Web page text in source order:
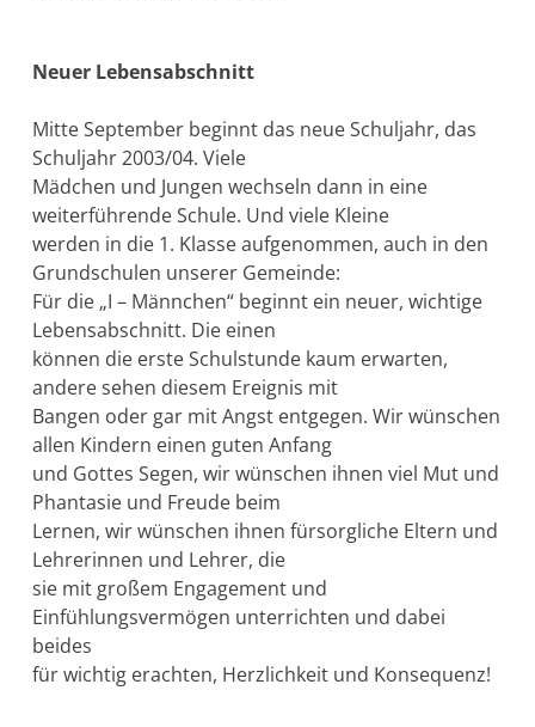
Neuer Lebensabschnitt
Mitte September beginnt das neue Schuljahr, das
Schuljahr 2003/04. Viele
Mädchen und Jungen wechseln dann in eine
weiterführende Schule. Und viele Kleine
werden in die 1. Klasse aufgenommen, auch in den
Grundschulen unserer Gemeinde:
Für die „I – Männchen“ beginnt ein neuer, wichtige
Lebensabschnitt. Die einen
können die erste Schulstunde kaum erwarten,
andere sehen diesem Ereignis mit
Bangen oder gar mit Angst entgegen. Wir wünschen
allen Kindern einen guten Anfang
und Gottes Segen, wir wünschen ihnen viel Mut und
Phantasie und Freude beim
Lernen, wir wünschen ihnen fürsorgliche Eltern und
Lehrerinnen und Lehrer, die
sie mit großem Engagement und
Einfühlungsvermögen unterrichten und dabei
beides
für wichtig erachten, Herzlichkeit und Konsequenz!